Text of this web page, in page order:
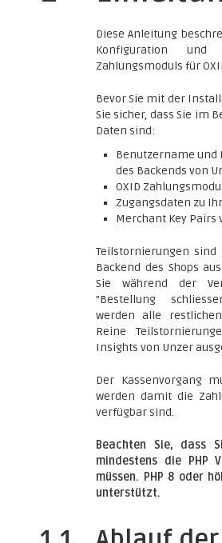
Diese Anleitung
Konfiguration
Zahlungsmoduls für
Bevor Sie mit der
Sie sicher, dass Sie im
Daten sind:
Benutzername und
des Backends von
OXID
Zugangsdaten zu
Merchant Key Pairs
Teilstornierungen
Backend des Shops
Sie während der
"Bestellung
werden alle
Reine
Insights von Unzer
Der Kassenvorgang
werden damit die
verfügbar sind.
Beachten Sie, dass
mindestens die PHP
müssen. PHP 8 oder
unterstützt.